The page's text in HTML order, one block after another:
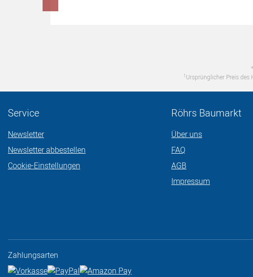
1 Ursprünglicher Preis des
Service
Newsletter
Newsletter abbestellen
Cookie-Einstellungen
Röhrs Baumarkt
Über uns
FAQ
AGB
Impressum
Zahlungsarten